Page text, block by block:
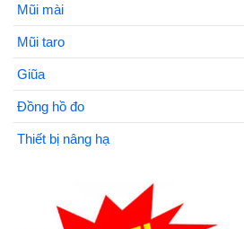
Mũi mài
Mũi taro
Giũa
Đồng hồ đo
Thiết bị nâng hạ